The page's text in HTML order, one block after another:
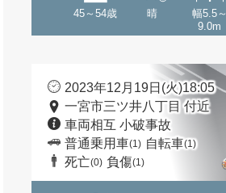
45～54歳 晴
幅5.5～
9.0m
2023年12月19日(火)18:05
一宮市三ツ井八丁目 付近
車両相互 小破事故
普通乗用車(1) 自転車(1)
死亡(0) 負傷(1)